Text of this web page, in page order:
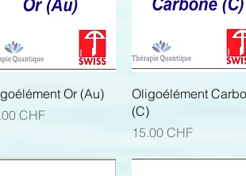
Aperçu rapide
Or (Au)
CHF
Aperçu rapide
Oligoélément
(C)
Prix
15.00 CHF